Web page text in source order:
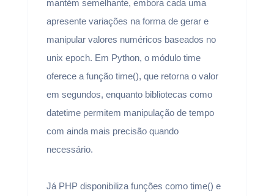
mantém semelhante, embora cada uma
apresente variações na forma de gerar e
manipular valores numéricos baseados no
unix epoch. Em Python, o módulo time
oferece a função time(), que retorna o valor
em segundos, enquanto bibliotecas como
datetime permitem manipulação de tempo
com ainda mais precisão quando
necessário.
Já PHP disponibiliza funções como time() e